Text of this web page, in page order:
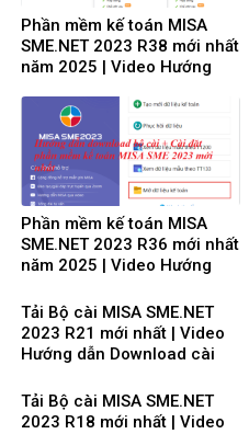
Phần mềm kế toán MISA
SME.NET 2023 R38 mới nhất
năm 2025 | Video Hướng
Phần mềm kế toán MISA
SME.NET 2023 R36 mới nhất
năm 2025 | Video Hướng
Tải Bộ cài MISA SME.NET
2023 R21 mới nhất | Video
Hướng dẫn Download cài
Tải Bộ cài MISA SME.NET
2023 R18 mới nhất | Video